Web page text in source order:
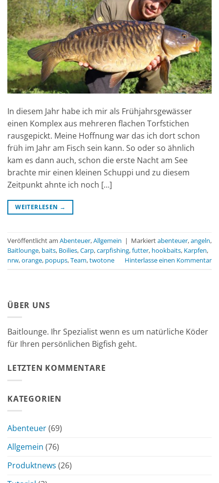
In diesem Jahr habe ich mir als Frühjahrsgewässer
einen Komplex aus mehreren flachen Torfstichen
rausgepickt. Meine Hoffnung war das ich dort schon
früh im Jahr am Fisch sein kann. So oder so ähnlich
kam es dann auch, schon die erste Nacht am See
brachte mir einen kleinen Schuppi und zu diesem
Zeitpunkt ahnte ich noch […]
WEITERLESEN →
Veröffentlicht am Abenteuer,Allgemein | Markiertabenteuer,angeln,
Baitlounge, baits, Boilies,Carp,carpfishing,futter, hookbaits, Karpfen,
nrw,orange, popups,Team,twotone Hinterlasse einen Kommentar
ÜBER UNS
Baitlounge. Ihr Spezialist wenn es um natürliche Köder
für Ihren persönlichen Bigfish geht.
LETZTEN KOMMENTARE
KATEGORIEN
Abenteuer(69)
Allgemein (76)
Produktnews (26)